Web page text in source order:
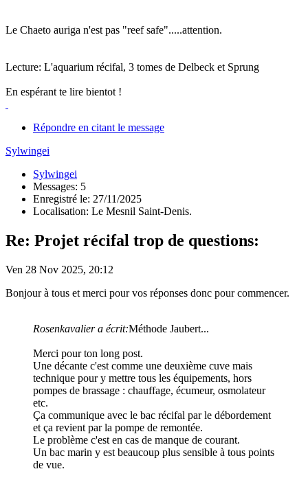
Le Chaeto auriga n'est pas "reef safe".....attention.
Lecture: L'aquarium récifal, 3 tomes de Delbeck et Sprung
En espérant te lire bientot !
Répondre en citant le message
Sylwingei
Sylwingei
Messages: 5
Enregistré le: 27/11/2025
Localisation: Le Mesnil Saint-Denis.
Re: Projet récifal trop de questions:
Ven 28 Nov 2025, 20:12
Bonjour à tous et merci pour vos réponses donc pour commencer.
Rosenkavalier a écrit:Méthode Jaubert...
Merci pour ton long post.
Une décante c'est comme une deuxième cuve mais
technique pour y mettre tous les équipements, hors
pompes de brassage : chauffage, écumeur, osmolateur
etc.
Ça communique avec le bac récifal par le débordement
et ça revient par la pompe de remontée.
Le problème c'est en cas de manque de courant.
Un bac marin y est beaucoup plus sensible à tous points
de vue.